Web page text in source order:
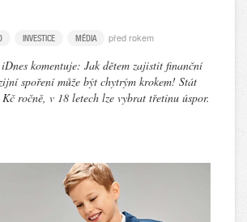
INVESTICE MÉDIA před rokem
komentuje: Jak dětem zajistit finanční
spoření může být chytrým krokem! Stát
ročně, v 18 letech lze vybrat třetinu úspor.